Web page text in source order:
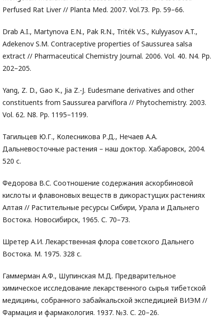
Perfused Rat Liver // Planta Med. 2007. Vol.73. Pp. 59–66.
Drab A.I., Martynova E.N., Pak R.N., Triték V.S., Kulyyasov A.T.,
Adekenov S.M. Contraceptive properties of Saussurea salsa
extract // Pharmaceutical Chemistry Journal. 2006. Vol. 40. N4. Pp.
202–205.
Yang, Z. D., Gao K., Jia Z.-J. Eudesmane derivatives and other
constituents from Saussurea parviflora // Phytochemistry. 2003.
Vol. 62. N8. Pp. 1195–1199.
Тагильцев Ю.Г., Колесникова Р.Д., Нечаев А.А.
Дальневосточные растения – наш доктор. Хабаровск, 2004.
520 с.
Федорова В.С. Соотношение содержания аскорбиновой
кислоты и флавоновых веществ в дикорастущих растениях
Алтая // Растительные ресурсы Сибири, Урала и Дальнего
Востока. Новосибирск, 1965. С. 70–73.
Шретер А.И. Лекарственная флора советского Дальнего
Востока. М. 1975. 328 с.
Гаммерман А.Ф., Шупинская М.Д. Предварительное
химическое исследование лекарственного сырья тибетской
медицины, собранного забайкальской экспедицией ВИЭМ //
Фармация и фармакология. 1937. №3. С. 20–26.